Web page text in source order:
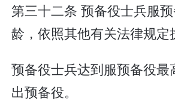
第三十二条 预备役士兵服
龄，依照其他有关法律规定
预备役士兵达到服预备役最
出预备役。